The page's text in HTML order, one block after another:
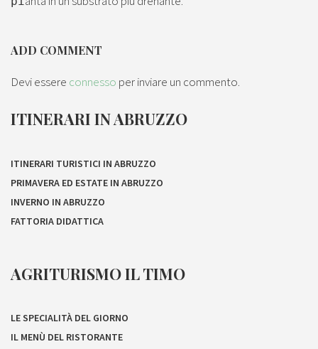
ADD COMMENT
Devi essere connesso per inviare un commento.
ITINERARI IN ABRUZZO
ITINERARI TURISTICI IN ABRUZZO
PRIMAVERA ED ESTATE IN ABRUZZO
INVERNO IN ABRUZZO
FATTORIA DIDATTICA
AGRITURISMO IL TIMO
LE SPECIALITÀ DEL GIORNO
IL MENÙ DEL RISTORANTE